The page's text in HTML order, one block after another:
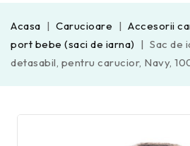
Acasa Carucioare Accesorii
port bebe (saci de iarna)
Sac de
detasabil, pentru carucior, Navy,